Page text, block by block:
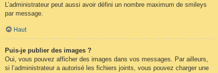
L’administrateur peut aussi avoir défini un nombre maximum de smileys
par message.
Haut
Puis-je publier des images ?
Oui, vous pouvez afficher des images dans vos messages. Par ailleurs,
si l’administrateur a autorisé les fichiers joints, vous pouvez charger une